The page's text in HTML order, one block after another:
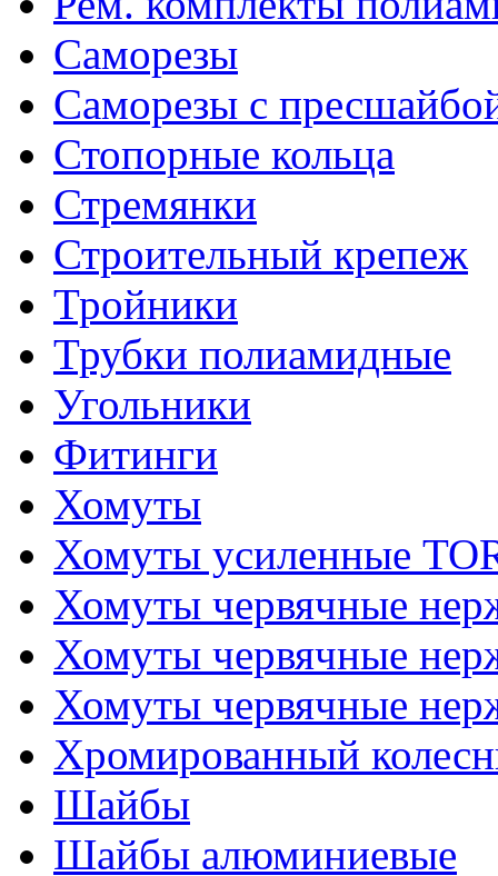
Саморезы
Саморезы с
Стопорные кольца
Стремянки
Строительный крепеж
Тройники
Трубки полиамидные
Угольники
Фитинги
Хомуты
Хомуты усиленные
Хомуты червячные
Хомуты червячные
Хомуты червячные
Хромированный
Шайбы
Шайбы алюминиевые